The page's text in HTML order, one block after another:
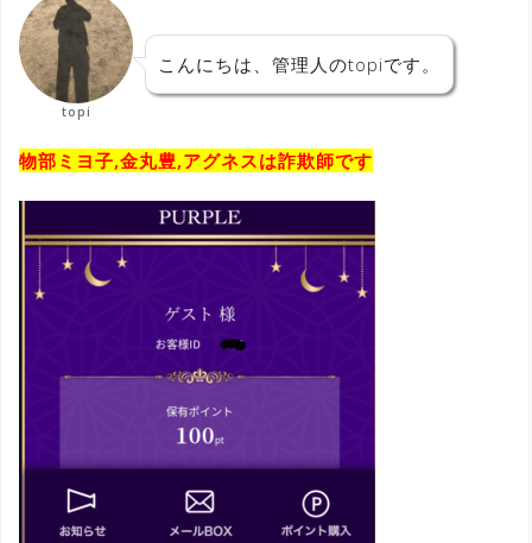
topi
こんにちは、管理人のtopiです。
物部ミヨ子,金丸豊,アグネスは詐欺師です